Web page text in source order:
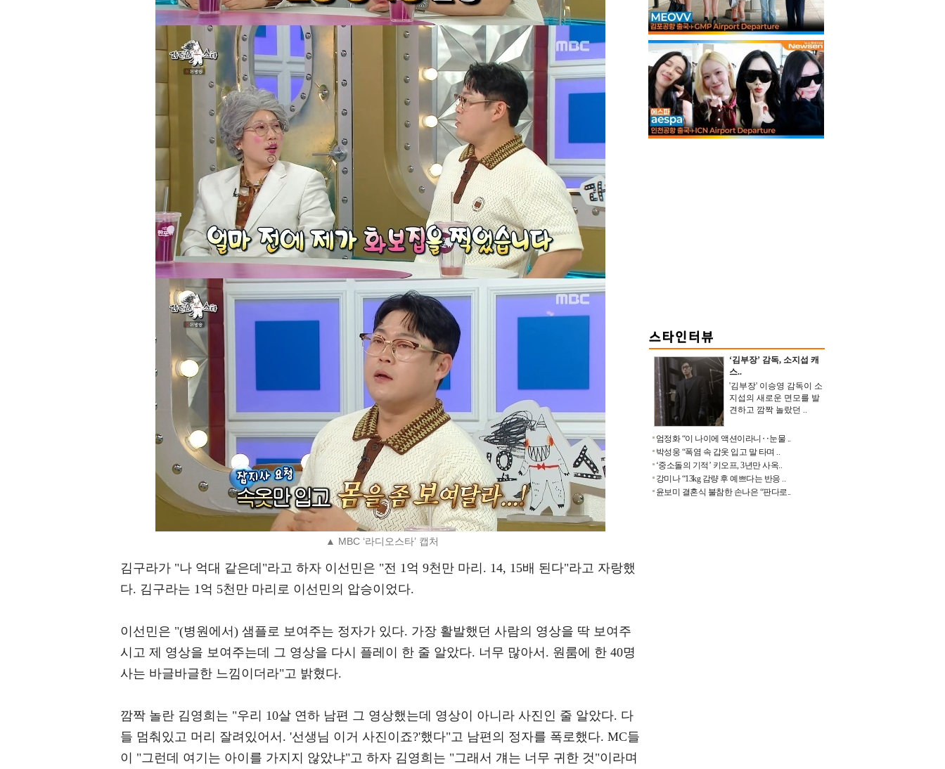
▲ MBC ‘라디오스타’ 캡처
김구라가 "나 억대 같은데"라고 하자 이선민은 "전 1억 9천만 마리. 14, 15배 된다"라고 자랑했
다. 김구라는 1억 5천만 마리로 이선민의 압승이었다.
이선민은 "(병원에서) 샘플로 보여주는 정자가 있다. 가장 활발했던 사람의 영상을 딱 보여주
시고 제 영상을 보여주는데 그 영상을 다시 플레이 한 줄 알았다. 너무 많아서. 원룸에 한 40명
사는 바글바글한 느낌이더라"고 밝혔다.
깜짝 놀란 김영희는 "우리 10살 연하 남편 그 영상했는데 영상이 아니라 사진인 줄 알았다. 다
들 멈춰있고 머리 잘려있어서. '선생님 이거 사진이죠?'했다"고 남편의 정자를 폭로했다. MC들
이 "그런데 여기는 아이를 가지지 않았냐"고 하자 김영희는 "그래서 걔는 너무 귀한 것"이라며
‘김부장’ 감독, 소지섭 캐
스..
'김부장' 이승영 감독이 소
지섭의 새로운 면모를 발
견하고 깜짝 놀랐던 ..
엄정화 “이 나이에 액션이라니‥눈물 ..
박성웅 “폭염 속 갑옷 입고 말 타며 ..
‘중소돌의 기적’ 키오프, 3년만 사옥..
강미나 “13kg 감량 후 예쁘다는 반응 ..
윤보미 결혼식 불참한 손나은 “판다로..